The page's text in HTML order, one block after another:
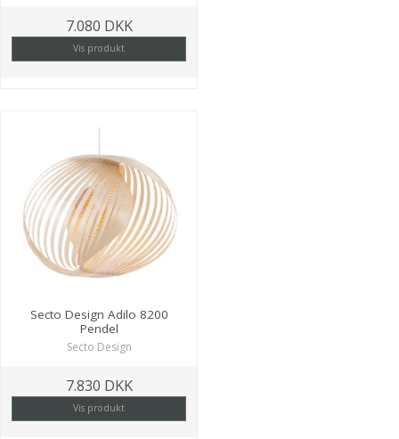
7.080 DKK
Vis produkt
Secto Design Adilo 8200
Pendel
Secto Design
7.830 DKK
Vis produkt